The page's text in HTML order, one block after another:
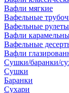
Вафли мягкие
Вафельные
Вафельные
Вафли
Вафельные
Вафли
Сушки/баранки/
Сушки
Баранки
Сухари